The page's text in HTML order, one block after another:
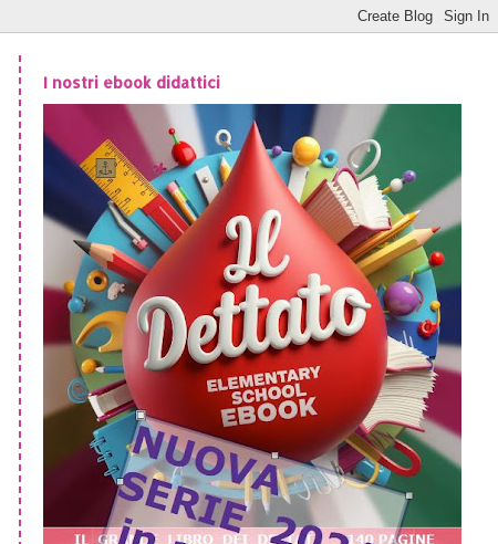
I nostri ebook didattici